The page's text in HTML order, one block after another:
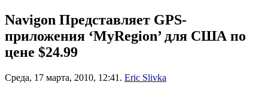
Navigon Представляет GPS-
приложения ‘MyRegion’ для США по
цене $24.99
Среда, 17 марта, 2010, 12:41. Eric Slivka